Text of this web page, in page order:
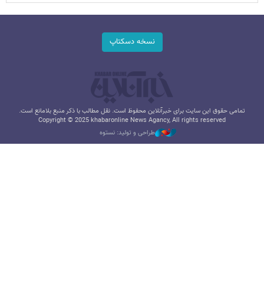
نسخه دسکتاپ
تمامی حقوق این سایت برای خبرآنلاین محفوظ است. نقل مطالب با ذکر منبع بلامانع است.
Copyright © 2025 khabaronline News Agancy, All rights reserved
طراحی و تولید: نستوه